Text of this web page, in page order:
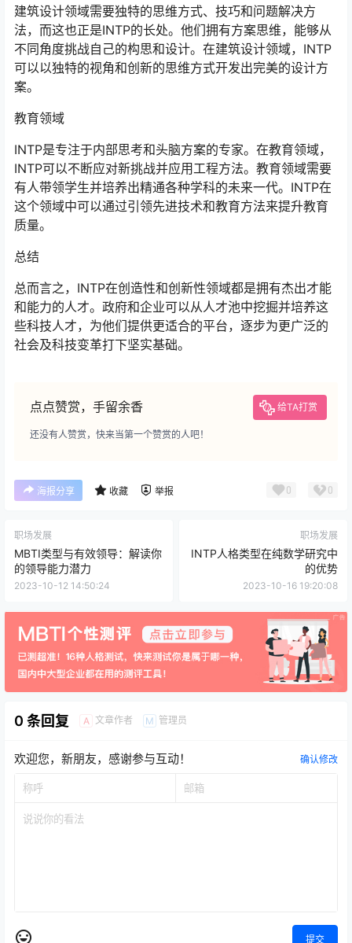
建筑设计领域需要独特的思维方式、技巧和问题解决方
法，而这也正是INTP的长处。他们拥有方案思维，能够从
不同角度挑战自己的构思和设计。在建筑设计领域，INTP
可以以独特的视角和创新的思维方式开发出完美的设计方
案。
教育领域
INTP是专注于内部思考和头脑方案的专家。在教育领域，
INTP可以不断应对新挑战并应用工程方法。教育领域需要
有人带领学生并培养出精通各种学科的未来一代。INTP在
这个领域中可以通过引领先进技术和教育方法来提升教育
质量。
总结
总而言之，INTP在创造性和创新性领域都是拥有杰出才能
和能力的人才。政府和企业可以从人才池中挖掘并培养这
些科技人才，为他们提供更适合的平台，逐步为更广泛的
社会及科技变革打下坚实基础。
点点赞赏，手留余香 给TA打赏
还没有人赞赏，快来当第一个赞赏的人吧！
海报分享 收藏 举报 0 0
职场发展
MBTI类型与有效领导：解读你
的领导能力潜力
2023-10-12 14:50:24
职场发展
INTP人格类型在纯数学研究中
的优势
2023-10-16 19:20:08
0 条回复 A 文章作者 M 管理员
欢迎您，新朋友，感谢参与互动！ 确认修改
提交